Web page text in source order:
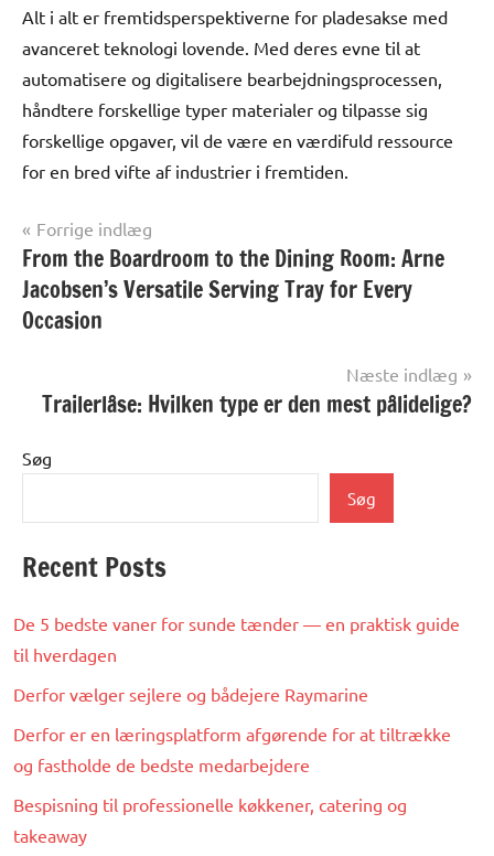
Alt i alt er fremtidsperspektiverne for pladesakse med
avanceret teknologi lovende. Med deres evne til at
automatisere og digitalisere bearbejdningsprocessen,
håndtere forskellige typer materialer og tilpasse sig
forskellige opgaver, vil de være en værdifuld ressource
for en bred vifte af industrier i fremtiden.
Alle
anmeldelser
og artikler
Indlægsnavigation
Forrige indlæg
From the Boardroom to the Dining Room: Arne
Jacobsen’s Versatile Serving Tray for Every
Occasion
Næste indlæg
Trailerlåse: Hvilken type er den mest pålidelige?
Søg
Søg
Recent Posts
De 5 bedste vaner for sunde tænder — en praktisk guide
til hverdagen
Derfor vælger sejlere og bådejere Raymarine
Derfor er en læringsplatform afgørende for at tiltrække
og fastholde de bedste medarbejdere
Bespisning til professionelle køkkener, catering og
takeaway